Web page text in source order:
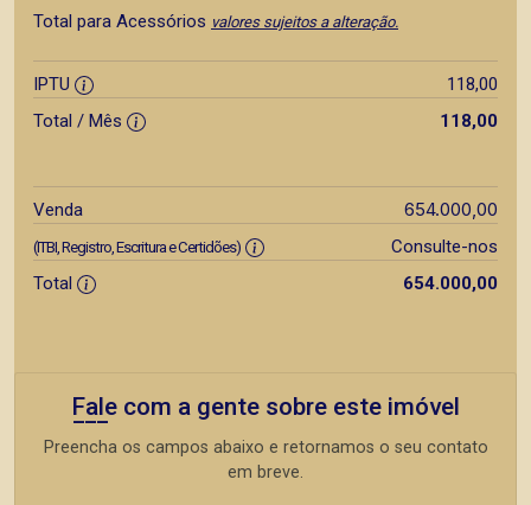
Total para Acessórios valores sujeitos a alteração.
IPTU
118,00
Total / Mês
118,00
Venda 654.000,00
(ITBI, Registro, Escritura e Certidões)
Consulte-nos
Total
654.000,00
Fale com a gente sobre este imóvel
Preencha os campos abaixo e retornamos o seu contato
em breve.